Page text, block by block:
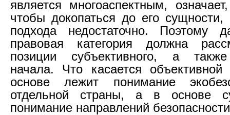
является многоаспектным,
чтобы докопаться до его сущности,
подхода недостаточно. Поэтому
правовая категория должна
позиции субъективного, а также
начала. Что касается
основе лежит понимание
отдельной страны, а в основе
понимание направлений